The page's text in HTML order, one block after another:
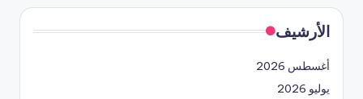
الأرشيف
أغسطس 2026
يوليو 2026